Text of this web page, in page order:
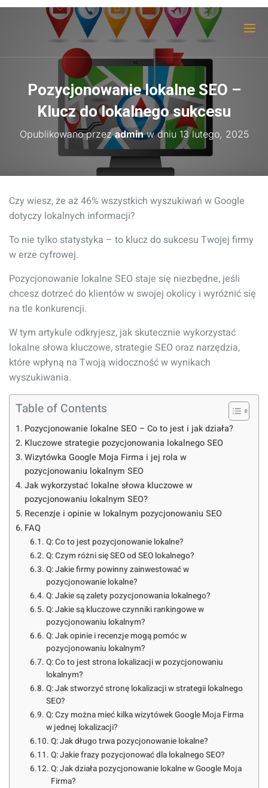
Pozycjonowanie lokalne SEO –
Klucz do lokalnego sukcesu
Opublikowano przezadminw dniu 13 lutego, 2025
Czy wiesz, że aż 46% wszystkich wyszukiwań w Google
dotyczy lokalnych informacji?
To nie tylko statystyka – to klucz do sukcesu Twojej firmy
w erze cyfrowej.
Pozycjonowanie lokalne SEO staje się niezbędne, jeśli
chcesz dotrzeć do klientów w swojej okolicy i wyróżnić się
na tle konkurencji.
W tym artykule odkryjesz, jak skutecznie wykorzystać
lokalne słowa kluczowe, strategie SEO oraz narzędzia,
które wpłyną na Twoją widoczność w wynikach
wyszukiwania.
Table of Contents
Pozycjonowanie lokalne SEO – Co to jest i jak działa?
Kluczowe strategie pozycjonowania lokalnego SEO
Wizytówka Google Moja Firma i jej rola w
pozycjonowaniu lokalnym SEO
Jak wykorzystać lokalne słowa kluczowe w
pozycjonowaniu lokalnym SEO?
Recenzje i opinie w lokalnym pozycjonowaniu SEO
FAQ
Q: Co to jest pozycjonowanie lokalne?
Q: Czym różni się SEO od SEO lokalnego?
Q: Jakie firmy powinny zainwestować w
pozycjonowanie lokalne?
Q: Jakie są zalety pozycjonowania lokalnego?
Q: Jakie są kluczowe czynniki rankingowe w
pozycjonowaniu lokalnym?
Q: Jak opinie i recenzje mogą pomóc w
pozycjonowaniu lokalnym?
Q: Co to jest strona lokalizacji w pozycjonowaniu
lokalnym?
Q: Jak stworzyć stronę lokalizacji w strategii lokalnego
SEO?
Q: Czy można mieć kilka wizytówek Google Moja Firma
w jednej lokalizacji?
Q: Jak długo trwa pozycjonowanie lokalne?
Q: Jakie frazy pozycjonować dla lokalnego SEO?
Q: Jak działa pozycjonowanie lokalne w Google Moja
Firma?